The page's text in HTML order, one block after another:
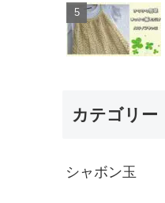
カテゴリー
シャボン玉